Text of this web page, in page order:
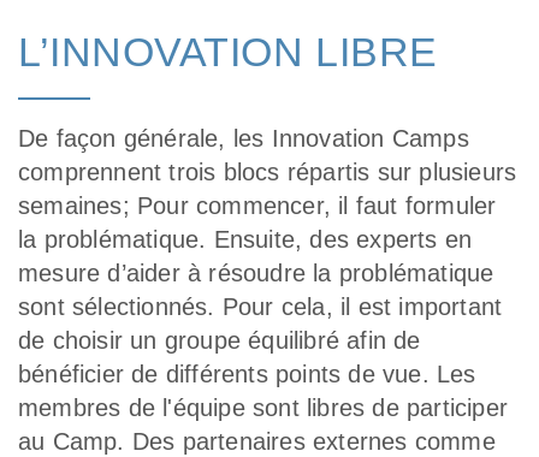
L’INNOVATION LIBRE
De façon générale, les Innovation Camps
comprennent trois blocs répartis sur plusieurs
semaines; Pour commencer, il faut formuler
la problématique. Ensuite, des experts en
mesure d’aider à résoudre la problématique
sont sélectionnés. Pour cela, il est important
de choisir un groupe équilibré afin de
bénéficier de différents points de vue. Les
membres de l'équipe sont libres de participer
au Camp. Des partenaires externes comme